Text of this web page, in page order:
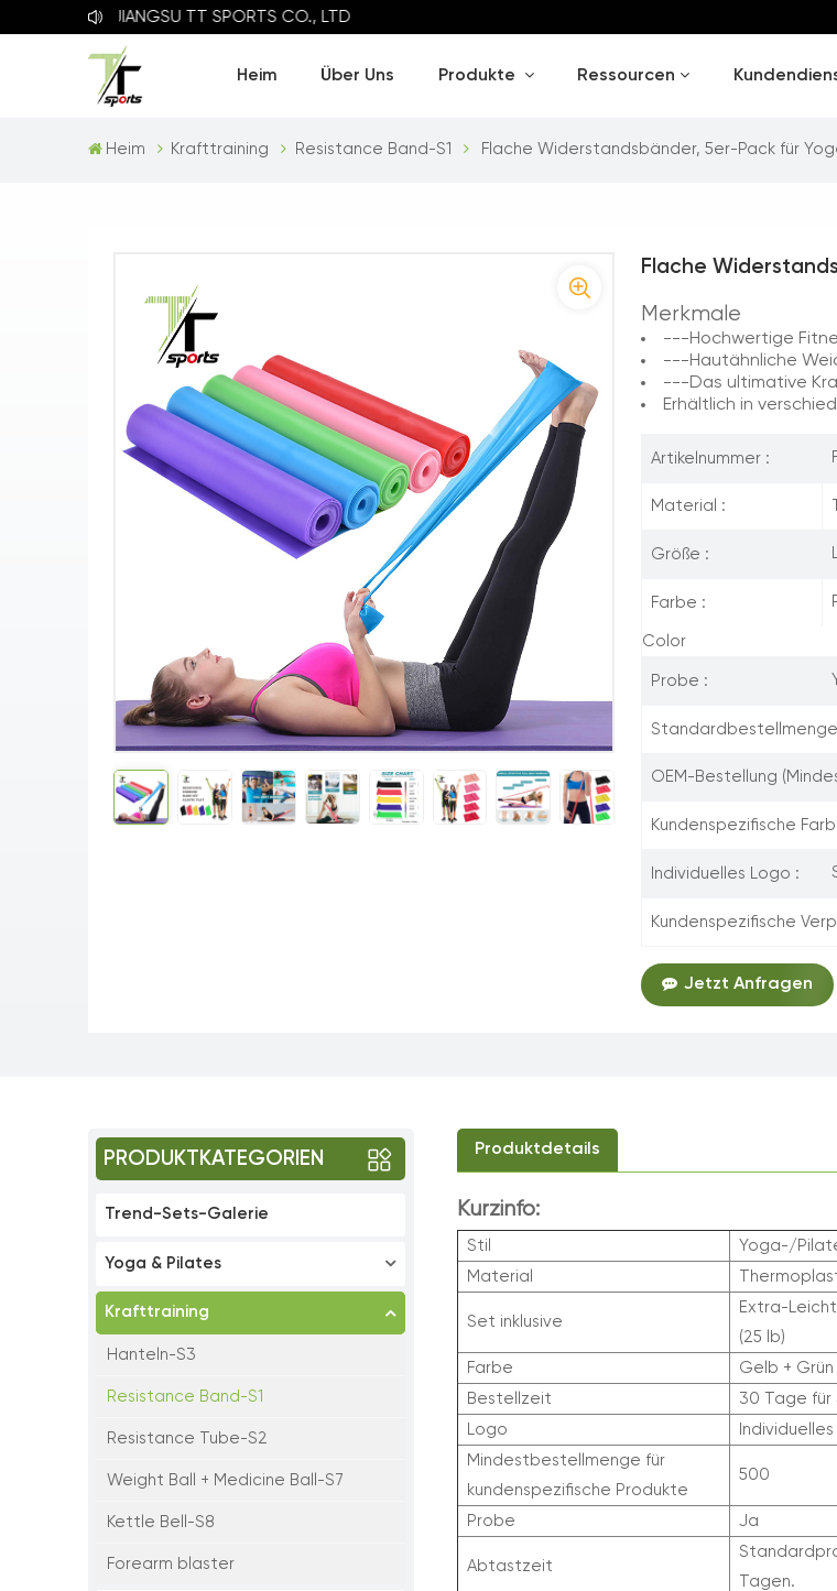
TT SPORTS CO., LTD
Heim Über Uns Produkte Ressourcen
Heim Krafttraining Resistance Band-S1 Flache Widerstandsbänder, 5er-Pack für
Flache
Merkmale
---Hochwertige
---Hautähnliche
---Das ultimative
Erhältlich in
Artikelnummer :
Material :
Größe :
Farbe :
Color
Probe :
OEM-Bestellung
Kundenspezifische
Individuelles Logo :
Kundenspezifische
Jetzt Anfragen
PRODUKTKATEGORIEN
Trend-Sets-Galerie
Yoga & Pilates
Krafttraining
Hanteln-S3
Resistance Band-S1
Resistance Tube-S2
Weight Ball + Medicine Ball-S7
Kettle Bell-S8
Forearm blaster
Produktdetails
Kurzinfo:
Stil
Yoga-/
Material
Set inklusive
Extra-Leicht
(25 lb)
Farbe
Gelb + Grün
Bestellzeit
30 Tage
Logo
Mindestbestellmenge für
kundenspezifische Produkte
500
Probe Ja
Abtastzeit
Tagen.